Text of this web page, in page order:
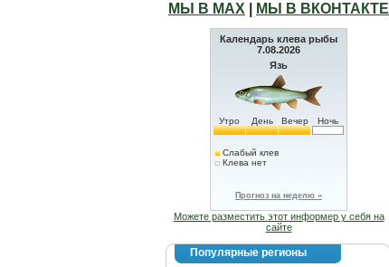
МЫ В МАХ МЫ В ВКОНТАКТЕ
Календарь клева рыбы
7.08.2026
Язь
Утро День Вечер Ночь
Слабый клев
Клева нет
Прогноз на неделю »
Можете разместить этот информер у себя на
сайте
Популярные регионы